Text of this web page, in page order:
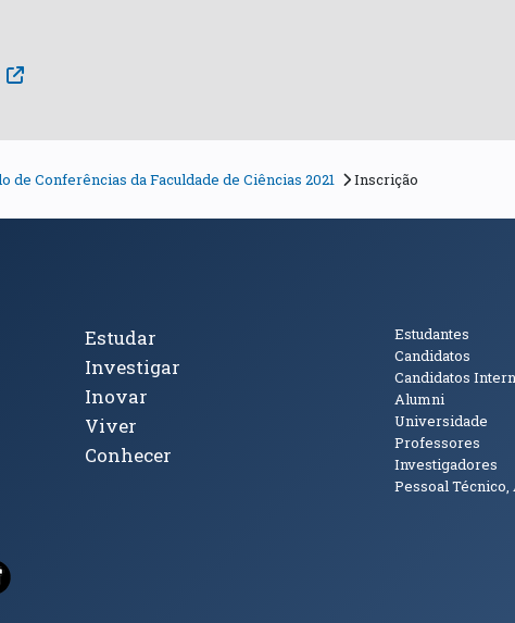
de Conferências da Faculdade de Ciências 2021 Inscrição
janela)
nova janela)
nova janela)
(abre em nova janela)
TikTok (abre em nova janela)
Tópicos Principais
Estudar
Investigar
Inovar
Viver
Conhecer
Públicos
Estudantes
Candidatos
Candidatos
Alumni
Universidade
Professores
Investigadores
Pessoal Técnico,